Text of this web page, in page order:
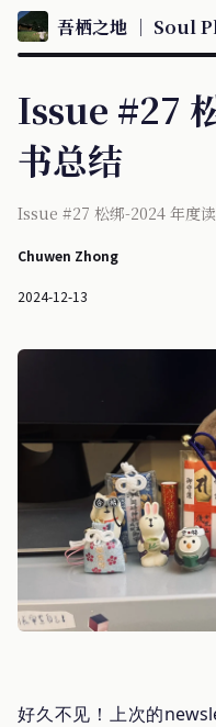
吾栖之地 ｜ Soul
Issue #27
书总结
Issue #27 松绑-2024 年度
Chuwen Zhong
2024-12-13
好久不见！上次的